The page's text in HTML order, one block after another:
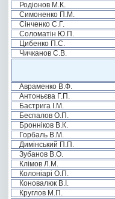
Родіонов М.К.
Симоненко П.М.
Сінченко С.Г.
Соломатін Ю.П.
Цибенко П.С.
Чичканов С.В.
Авраменко В.Ф.
Антоньєва Г.П.
Бастрига І.М.
Беспалов О.П.
Бронніков В.К.
Горбаль В.М.
Димінський П.П.
Зубанов В.О.
Клімов Л.М.
Колоніарі О.П.
Коновалюк В.І.
Круглов М.П.